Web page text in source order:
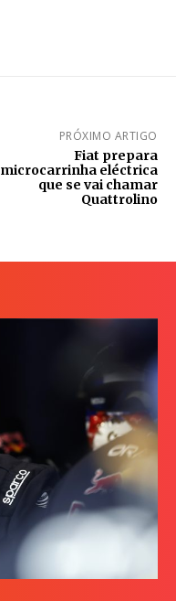
PRÓXIMO ARTIGO
Fiat prepara
microcarrinha eléctrica
que se vai chamar
Quattrolino